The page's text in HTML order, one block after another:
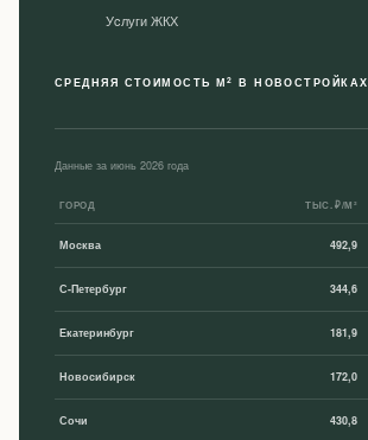
Уcлуги ЖКХ
СРЕДНЯЯ СТОИМОСТЬ М2 В НОВОСТРОЙКАХ
Данные за июнь 2026 года
ГОРОД ТЫС. ₽/М²
Москва 492,9
С-Петербург 344,6
Екатеринбург 181,9
Новосибирск 172,0
Сочи 430,8